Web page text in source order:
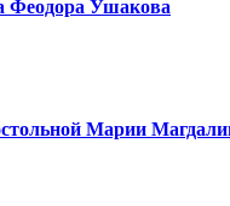
Феодора Ушакова
Марии